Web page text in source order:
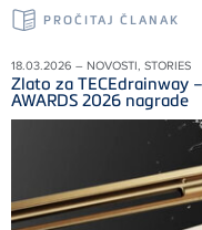
PROČITAJ ČLANAK
18.03.2026 – NOVOSTI, STORIES
Zlato za TECEdrainway
AWARDS 2026 nagrade